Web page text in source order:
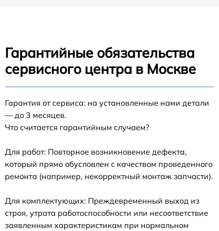
Гарантийные обязательства
сервисного центра в Москве
Гарантия от сервиса: на установленные нами детали
— до 3 месяцев.
Что считается гарантийным случаем?
Для работ: Повторное возникновение дефекта,
который прямо обусловлен с качеством проведенного
ремонта (например, некорректный монтаж запчасти).
Для комплектующих: Преждевременный выход из
строя, утрата работоспособности или несоответствие
заявленным характеристикам при нормальном